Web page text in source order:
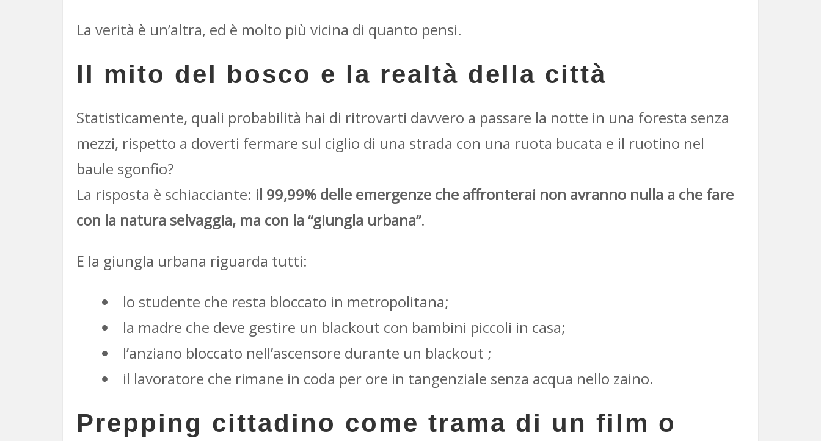
La verità è un’altra, ed è molto più vicina di quanto pensi.
Il mito del bosco e la realtà della città
Statisticamente, quali probabilità hai di ritrovarti davvero a passare la notte in una foresta senza
mezzi, rispetto a doverti fermare sul ciglio di una strada con una ruota bucata e il ruotino nel
baule sgonfio?
La risposta è schiacciante: il 99,99% delle emergenze che affronterai non avranno nulla a che fare
con la natura selvaggia, ma con la “giungla urbana”.
E la giungla urbana riguarda tutti:
lo studente che resta bloccato in metropolitana;
la madre che deve gestire un blackout con bambini piccoli in casa;
l’anziano bloccato nell’ascensore durante un blackout ;
il lavoratore che rimane in coda per ore in tangenziale senza acqua nello zaino.
Prepping cittadino come trama di un film o